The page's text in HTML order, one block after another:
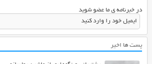
در خبرنامه ی ما عضو شوید
پست ها اخیر